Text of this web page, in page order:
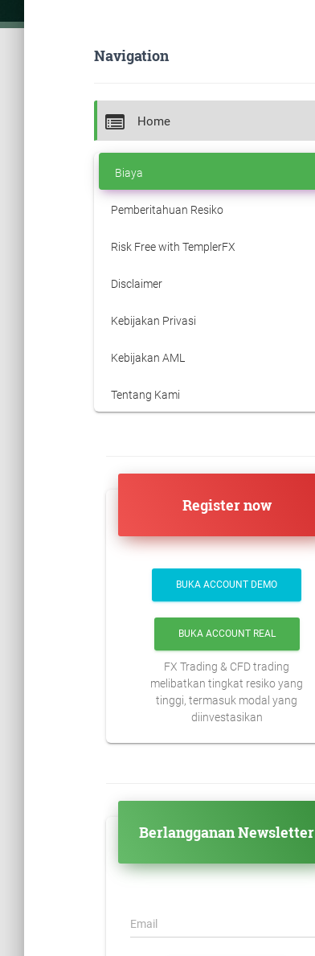
Navigation
Home
Biaya
Pemberitahuan Resiko
Risk Free with TemplerFX
Disclaimer
Kebijakan Privasi
Kebijakan AML
Tentang Kami
Register now
BUKA ACCOUNT DEMO
BUKA ACCOUNT REAL
FX Trading & CFD trading
melibatkan tingkat resiko yang
tinggi, termasuk modal yang
diinvestasikan
Berlangganan Newsletter
Email